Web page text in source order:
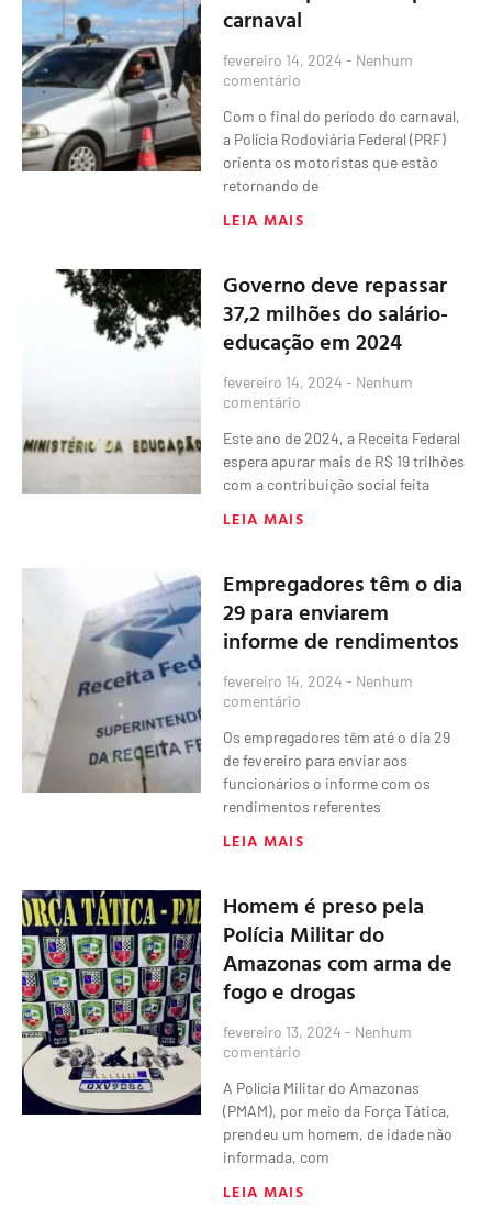
carnaval
fevereiro 14, 2024 Nenhum
comentário
Com o final do período do carnaval,
a Polícia Rodoviária Federal (PRF)
orienta os motoristas que estão
retornando de
LEIA MAIS
Governo deve repassar
37,2 milhões do salário-
educação em 2024
fevereiro 14, 2024 Nenhum
comentário
Este ano de 2024, a Receita Federal
espera apurar mais de R$ 19 trilhões
com a contribuição social feita
LEIA MAIS
Empregadores têm o dia
29 para enviarem
informe de rendimentos
fevereiro 14, 2024 Nenhum
comentário
Os empregadores têm até o dia 29
de fevereiro para enviar aos
funcionários o informe com os
rendimentos referentes
LEIA MAIS
​Homem é preso pela
Polícia Militar do
Amazonas com arma de
fogo e drogas
fevereiro 13, 2024 Nenhum
comentário
A Polícia Militar do Amazonas
(PMAM), por meio da Força Tática,
prendeu um homem, de idade não
informada, com
LEIA MAIS